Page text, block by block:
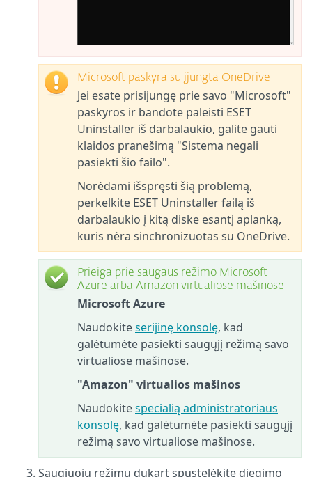
Microsoft paskyra su įjungta OneDrive
Jei esate prisijungę prie savo "Microsoft"
paskyros ir bandote paleisti ESET
Uninstaller iš darbalaukio, galite gauti
klaidos pranešimą "Sistema negali
pasiekti šio failo".
Norėdami išspręsti šią problemą,
perkelkite ESET Uninstaller failą iš
darbalaukio į kitą diske esantį aplanką,
kuris nėra sinchronizuotas su OneDrive.
Prieiga prie saugaus režimo Microsoft
Azure arba Amazon virtualiose mašinose
Microsoft Azure
Naudokiteserijinę konsolę, kad
galėtumėte pasiekti saugųjį režimą savo
virtualiose mašinose.
"Amazon" virtualios mašinos
Naudokitespecialią administratoriaus
konsolę, kad galėtumėte pasiekti saugųjį
režimą savo virtualiose mašinose.
Saugiuoju režimu dukart spustelėkite diegimo